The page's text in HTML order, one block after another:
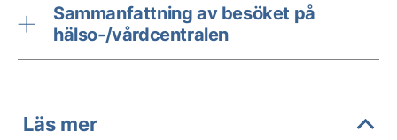
Sammanfattning av besöket på
hälso-/vårdcentralen
Läs mer